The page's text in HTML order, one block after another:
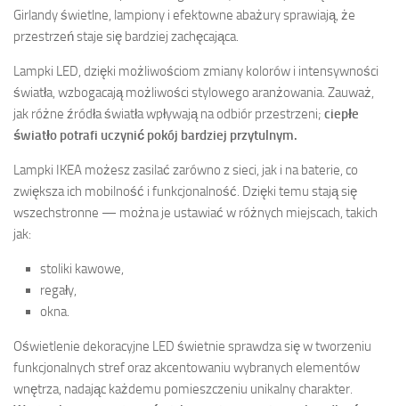
Girlandy świetlne, lampiony i efektowne abażury sprawiają, że
przestrzeń staje się bardziej zachęcająca.
Lampki LED, dzięki możliwościom zmiany kolorów i intensywności
światła, wzbogacają możliwości stylowego aranżowania. Zauważ,
jak różne źródła światła wpływają na odbiór przestrzeni; ciepłe
światło potrafi uczynić pokój bardziej przytulnym.
Lampki IKEA możesz zasilać zarówno z sieci, jak i na baterie, co
zwiększa ich mobilność i funkcjonalność. Dzięki temu stają się
wszechstronne — można je ustawiać w różnych miejscach, takich
jak:
stoliki kawowe,
regały,
okna.
Oświetlenie dekoracyjne LED świetnie sprawdza się w tworzeniu
funkcjonalnych stref oraz akcentowaniu wybranych elementów
wnętrza, nadając każdemu pomieszczeniu unikalny charakter.